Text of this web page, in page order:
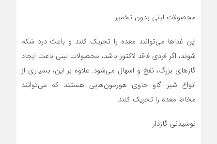
محصولات لبنی بدون تخمیر
این غذا‌ها می‌توانند معده را تحریک کنند و باعث درد شکم
شوند، اگر فردی فاقد لاکتوز باشد، محصولات لبنی باعث ایجاد
گاز‌های بزرگ، نفخ و اسهال می‌شود. علاوه بر این، بسیاری از
انواع شیر گاو حاوی هورمون‌هایی هستند که می‌توانند
مخاط معده را تحریک کنند.
نوشیدنی گازدار